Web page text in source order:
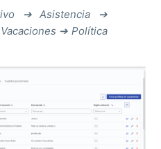
➔ Asistencia ➔
➔ Política